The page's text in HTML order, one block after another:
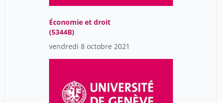
Économie et droit
(5344B)
vendredi 8 octobre 2021